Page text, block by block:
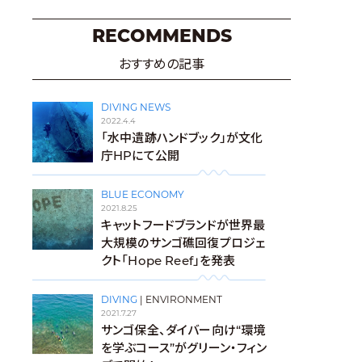
RECOMMENDS
おすすめの記事
DIVING NEWS
2022.4.4
「水中遺跡ハンドブック」が文化
庁HPにて公開
BLUE ECONOMY
2021.8.25
キャットフードブランドが世界最
大規模のサンゴ礁回復プロジェ
クト「Hope Reef」を発表
DIVING | ENVIRONMENT
2021.7.27
サンゴ保全、ダイバー向け“環境
を学ぶコース”がグリーン・フィン